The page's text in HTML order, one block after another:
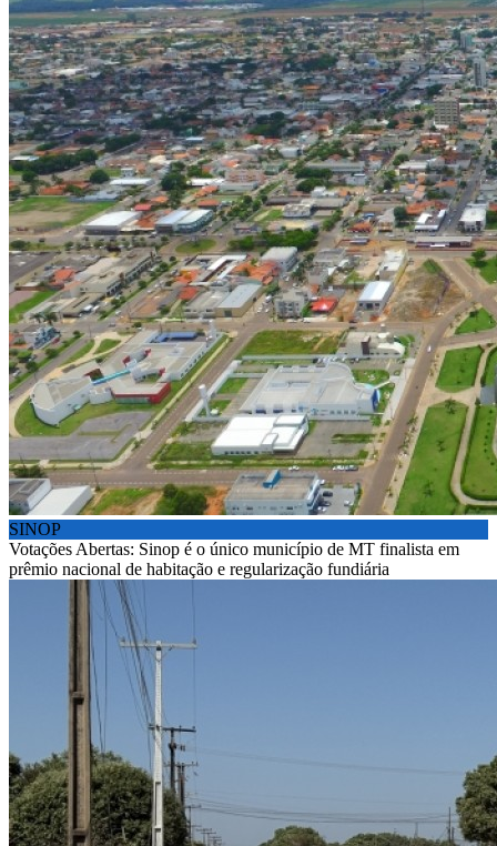
SINOP
Votações Abertas: Sinop é o único município de MT finalista em
prêmio nacional de habitação e regularização fundiária